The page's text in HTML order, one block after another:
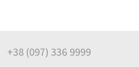
+38 (097) 336 9999